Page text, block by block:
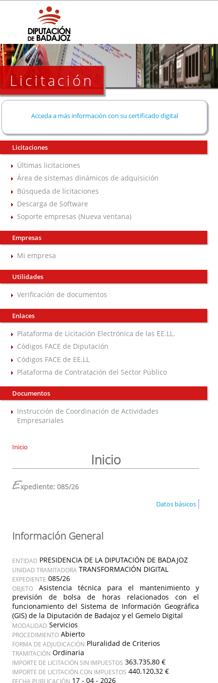
Licitación
Acceda a más información con su certificado digital
Licitaciones
Últimas licitaciones
Área de sistemas dinámicos de adquisición
Búsqueda de licitaciones
Descarga de Software
Soporte empresas (Nueva ventana)
Empresas
Mi empresa
Utilidades
Verificación de documentos
Enlaces
Plataforma de Licitación Electrónica de las EE.LL.
Códigos FACE de Diputación
Códigos FACE de EE.LL
Plataforma de Contratación del Sector Público
Documentos
Instrucción de Coordinación de Actividades
Empresariales
Inicio
Inicio
Expediente: 085/26
Datos básicos
Información General
ENTIDAD PRESIDENCIA DE LA DIPUTACIÓN DE BADAJOZ
UNIDAD TRAMITADORA TRANSFORMACIÓN DIGITAL
EXPEDIENTE 085/26
OBJETO
Asistencia técnica para el mantenimiento y
previsión de bolsa de horas relacionados con el
funcionamiento del Sistema de Información Geográfica
(GIS) de la Diputación de Badajoz y el Gemelo Digital
MODALIDAD Servicios
PROCEDIMIENTO Abierto
FORMA DE ADJUDICACIÓN Pluralidad de Criterios
TRAMITACIÓN Ordinaria
IMPORTE DE LICITACIÓN SIN IMPUESTOS 363.735,80 €
IMPORTE DE LICITACIÓN CON IMPUESTOS 440.120,32 €
FECHA PUBLICACIÓN 17 - 04 - 2026